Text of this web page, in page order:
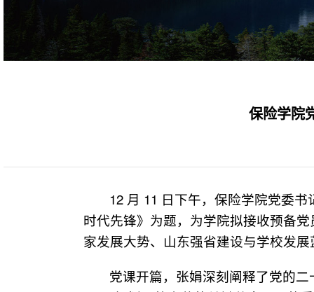
保险学院
12 月 11 日下午，保险学院党委
时代先锋》为题，为学院拟接收预备
家发展大势、山东强省建设与学校发
党课开篇，张娟深刻阐释了党的